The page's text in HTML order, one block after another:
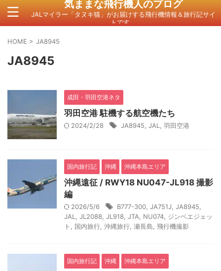
気ままな飛行機人のプログ
JALマイラー「タヌキ猫」がお届けする飛行機情報＆旅行記サイ
トです。
HOME > JA8945
JA8945
成田・羽田空港ネタ
羽田空港 駐機する航空機たち
2024/2/28 JA8945 JAL 羽田空港
国内旅行記 沖縄 沖縄本島エリア
沖縄遠征 / RWY18 NU047-JL918 撮影
編
2026/5/6 B777-300 JA751J JA8945
JAL
JL2088 JL918 JTA NU074 ジンベエジェッ
ト
国内旅行 沖縄旅行 瀬長島 飛行機撮影
国内旅行記 沖縄 沖縄本島エリア